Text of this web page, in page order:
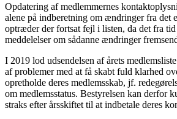
Opdatering af medlemmernes
alene på indberetning om ændringer fra det
optræder der fortsat fejl i listen, da det fra
meddelelser om sådanne ændringer
I 2019 lod udsendelsen af årets
af problemer med at få skabt fuld klarhed
opretholde deres medlemsskab, jf.
om medlemsstatus. Bestyrelsen kan derfor
straks efter årsskiftet til at indbetale deres